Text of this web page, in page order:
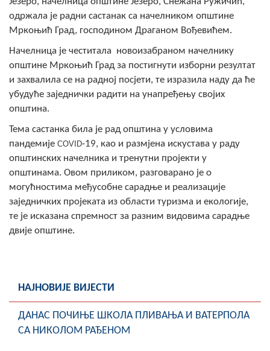
Скупштинско вијеће општине језеро
Службени Гласници
ОПШТИНСКА УПРАВА
Вијести
Активности
Јавни позиви
Обавјештења
COVID 19
Геоистраживања
ФИНАНСИЈЕ
одржала је радни састанак са начелником општине
Мркоњић Град, господином Драганом Вођевићем.
Начелница је честитала новоизабраном начелнику
општине Мркоњић Град за постигнути изборни резултат
и захвалила се на радној посјети, те изразила наду да ће
убудуће заједнички радити на унапређењу својих
општина.
Тема састанка била је рад општина у условима
пандемије COVID-19, као и размјена искустава у раду
општинских начелника и тренутни пројекти у
општинама. Овом приликом, разговарано је о
могућностима међусобне сарадње и реализације
заједничких пројеката из области туризма и екологије,
те је исказана спремност за разним видовима сарадње
двије општине.
НАЈНОВИЈЕ ВИЈЕСТИ
ДАНАС ПОЧИЊЕ ШКОЛА ПЛИВАЊА И ВАТЕРПОЛА
СА НИКОЛОМ РАЂЕНОМ